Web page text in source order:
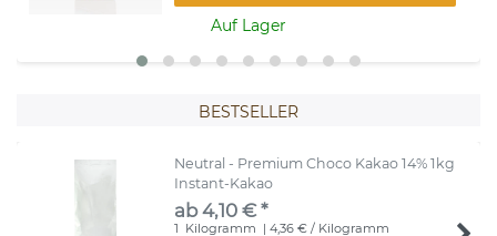
Auf Lager
BESTSELLER
Neutral - Premium Choco Kakao 14% 1kg
Instant-Kakao
ab 4,10 € *
1 Kilogramm | 4,36 € / Kilogramm